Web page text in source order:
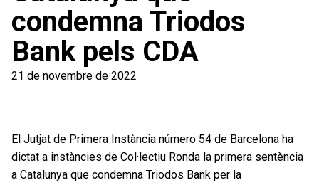
condemna Triodos
Bank pels CDA
21 de novembre de 2022
El Jutjat de Primera Instància número 54 de Barcelona ha
dictat a instàncies de Col·lectiu Ronda la primera sentència
a Catalunya que condemna Triodos Bank per la